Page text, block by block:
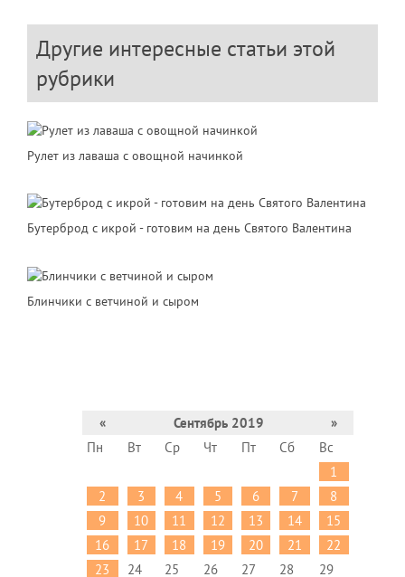
Другие интересные статьи этой
рубрики
Рулет из лаваша с овощной начинкой
Бутерброд с икрой - готовим на день Святого Валентина
Блинчики с ветчиной и сыром
« Сентябрь 2019
»
Пн
Вт Ср Чт Пт Сб
Вс
1
2
3 4 5 6 7
8
9
10 11 12 13 14
15
16
17 18 19 20 21
22
23
24 25 26 27 28
29